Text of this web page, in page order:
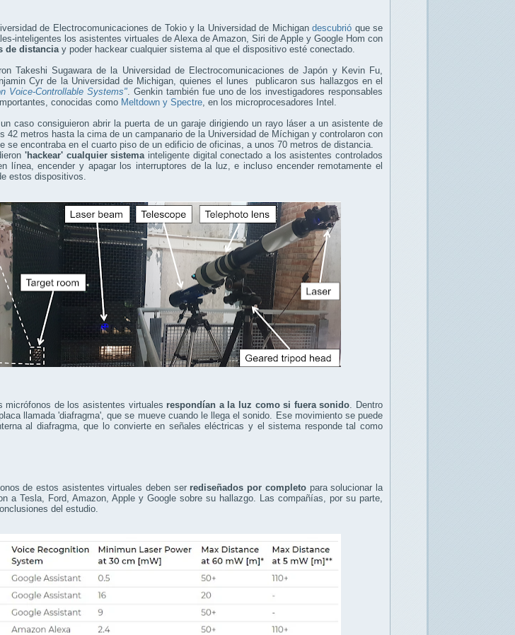
de Electrocomunicaciones de Tokio y la Universidad de Michigandescubrió que se
inteligentes los asistentes virtuales de Alexa de Amazon, Siri de Apple y Google Hom con
de distancia y poder hackear cualquier sistema al que el dispositivo esté conectado.
Takeshi Sugawara de la Universidad de Electrocomunicaciones de Japón y Kevin Fu,
Cyr de la Universidad de Michigan, quienes el lunes publicaron sus hallazgos en el
Voice-Controllable Systems" . Genkin también fue uno de los investigadores responsables
conocidas como Meltdown y Spectre , en los microprocesadores Intel.
caso consiguieron abrir la puerta de un garaje dirigiendo un rayo láser a un asistente de
42 metros hasta la cima de un campanario de la Universidad de Míchigan y controlaron con
se encontraba en el cuarto piso de un edificio de oficinas, a unos 70 metros de distancia.
'hackear' cualquier sistema inteligente digital conectado a los asistentes controlados
línea, encender y apagar los interruptores de la luz, e incluso encender remotamente el
estos dispositivos.
micrófonos de los asistentes virtuales respondían a la luz como si fuera sonido . Dentro
llamada 'diafragma', que se mueve cuando le llega el sonido. Ese movimiento se puede
al diafragma, que lo convierte en señales eléctricas y el sistema responde tal como
de estos asistentes virtuales deben ser rediseñados por completopara solucionar la
a Tesla, Ford, Amazon, Apple y Google sobre su hallazgo. Las compañías, por su parte,
del estudio.